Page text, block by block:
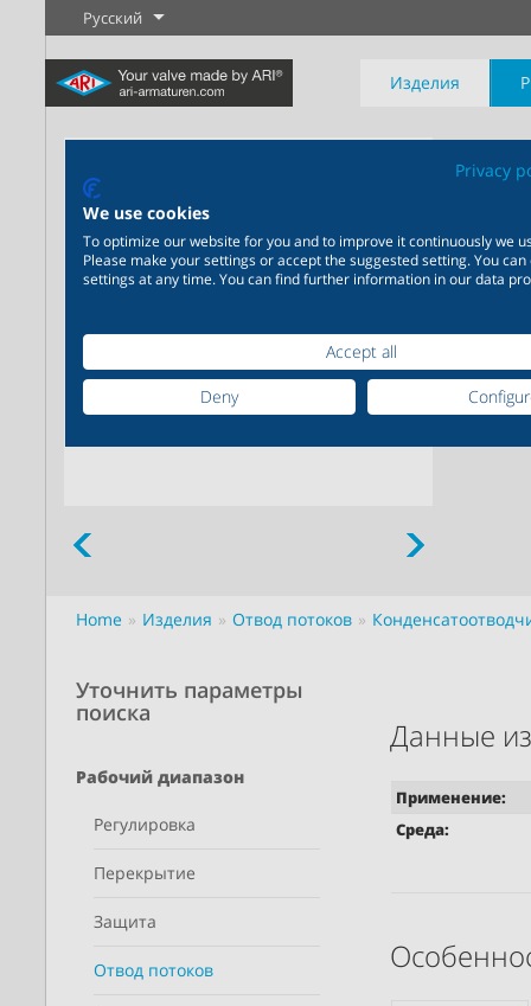
Русский
Изделия
Новые изделия
Подробнее
Регулировка
Подробнее Подробнее
Промышленность
промышленности
Подробнее
Химическая
200 000 вариантов для
химической продукции
Подробнее
Home Изделия Отвод потоков
Данные
Применение:
Среда:
Уточнить параметры
поиска
Рабочий диапазон
Регулировка
Перекрытие
Защита
Отвод потоков
Privacy
We use cookies
To optimize our website for you and to improve it continuously we
Please make your settings or accept the suggested setting. You
settings at any time. You can find further information in our data
Accept all
Deny